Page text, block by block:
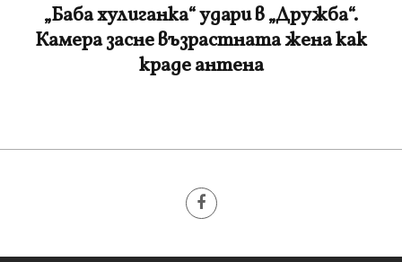
„Баба хулиганка“ удари в „Дружба“.
Камера засне възрастната жена как
краде антена